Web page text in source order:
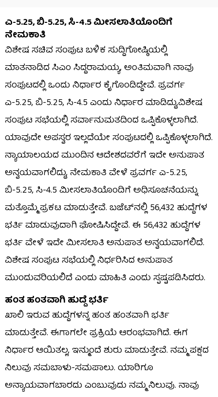
ಎ-5.25, ಬಿ-5.25, ಸಿ-4.5 ಮೀಸಲಾತಿಯೊಂದಿಗೆ
ನೇಮಕಾತಿ
ವಿಶೇಷ ಸಚಿವ ಸಂಪುಟ ಬಳಿಕ ಸುದ್ದಿಗೋಷ್ಠಿಯಲ್ಲಿ
ಮಾತನಾಡಿದ ಸಿಎಂ ಸಿದ್ದರಾಮಯ್ಯ, ಅಂತಿಮವಾಗಿ ನಾವು
ಸಂಪುಟದಲ್ಲಿ ಒಂದು ನಿರ್ಧಾರ ಕೈಗೊಂಡಿದ್ದೇವೆ. ಪ್ರವರ್ಗ
ಎ-5.25, ಬಿ-5.25, ಸಿ-4.5 ಎಂದು ನಿರ್ಧಾರ ಮಾಡಿದ್ದು,ವಿಶೇಷ
ಸಂಪುಟ ಸಭೆಯಲ್ಲಿ ಸರ್ವಾನುಮತದಿಂದ ಒಪ್ಪಿಕೊಳ್ಳಲಾಗಿದೆ.
ಯಾವುದೇ ಅಪಸ್ವರ ಇಲ್ಲದೆಯೇ ಸಂಪುಟದಲ್ಲಿ ಒಪ್ಪಿಕೊಳ್ಳಲಾಗಿದೆ.
ನ್ಯಾಯಾಲಯದ ಮುಂದಿನ ಆದೇಶದವರೆಗೆ ಇದೇ ಅನುಪಾತ
ಅನ್ವಯವಾಗಲಿದ್ದು, ನೇಮಕಾತಿ ವೇಳೆ ಪ್ರವರ್ಗ ಎ-5.25,
ಬಿ-5.25, ಸಿ-4.5 ಮೀಸಲಾತಿಯೊಂದಿಗೆ ಅಧಿಸೂಚನೆಯನ್ನು
ಮತ್ತೊಮ್ಮೆ ಪ್ರಕಟ ಮಾಡುತ್ತೇವೆ. ಬಜೆಟ್​ನಲ್ಲಿ 56,432 ಹುದ್ದೆಗಳ
ಭರ್ತಿ ಮಾಡುವುದಾಗಿ ಘೋಷಿಸಿದ್ದೇವೆ. ಈ 56,432 ಹುದ್ದೆಗಳ
ಭರ್ತಿ ವೇಳೆ ಇದೇ ಮೀಸಲಾತಿ ಅನುಪಾತ ಅನ್ವಯವಾಗಲಿದೆ.
ವಿಶೇಷ ಸಂಪುಟ ಸಭೆಯಲ್ಲಿ ನಿರ್ಧರಿಸಿದ ಅನುಪಾತ
ಮುಂದುವರಿಯಲಿದೆ ಎಂದು ಮಾಹಿತಿ ಎಂದು ಸ್ಪಷ್ಟಪಡಿಸಿದರು.
ಹಂತ ಹಂತವಾಗಿ ಹುದ್ದೆ ಭರ್ತಿ
ಖಾಲಿ ಇರುವ ಹುದ್ದೆಗಳನ್ನ ಹಂತ ಹಂತವಾಗಿ ಭರ್ತಿ
ಮಾಡುತ್ತೇವೆ. ಈಗಾಗಲೇ ಪ್ರಕ್ರಿಯೆ ಆರಂಭವಾಗಿದೆ. ಈಗ
ನಿರ್ಧಾರ ಆಯಿತಲ್ಲ, ಇನ್ಮುಂದೆ ಶುರು ಮಾಡುತ್ತೇವೆ. ನಮ್ಮ ಪಕ್ಷದ
ನಿಲುವು ಸಮಬಾಳು-ಸಮಪಾಲು. ಯಾರಿಗೂ
ಅನ್ಯಾಯವಾಗಬಾರದು ಎಂಬುವುದು ನಮ್ಮ ನಿಲುವು. ನಾವು